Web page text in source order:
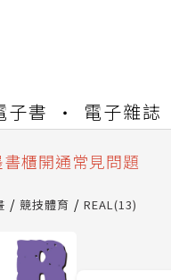
子書 電子雜誌
數位閱讀資產合併與
3 分鐘完成書櫃開
位閱讀資產合併與
競技體育 REAL(13)